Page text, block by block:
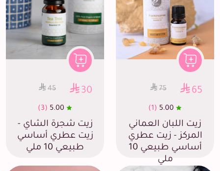
65
75
5.00
(1)
زيت اللبان العماني
المركز - زيت عطري
أساسي طبيعي 10
ملي
30
45
5.00
(3)
زيت شجرة الشاي -
زيت عطري أساسي
طبيعي 10 ملي